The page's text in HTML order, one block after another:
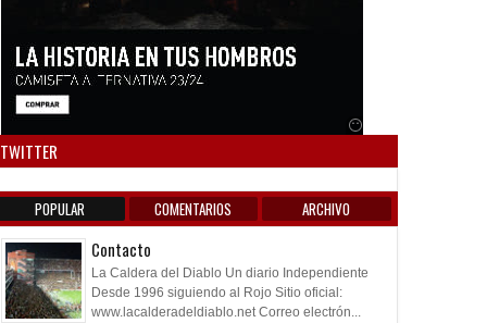
TWITTER
POPULAR COMENTARIOS ARCHIVO
Contacto
La Caldera del Diablo Un diario Independiente
Desde 1996 siguiendo al Rojo Sitio oficial:
www.lacalderadeldiablo.net Correo electrón...